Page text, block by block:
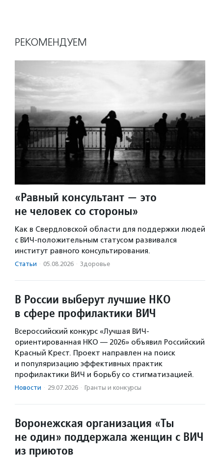
РЕКОМЕНДУЕМ
«Равный консультант — это
не человек со стороны»
Как в Свердловской области для поддержки людей
с ВИЧ-положительным статусом развивался
институт равного консультирования.
Статьи · 05.08.2026 · Здоровье
В России выберут лучшие НКО
в сфере профилактики ВИЧ
Всероссийский конкурс «Лучшая ВИЧ-
ориентированная НКО — 2026» объявил Российский
Красный Крест. Проект направлен на поиск
и популяризацию эффективных практик
профилактики ВИЧ и борьбу со стигматизацией.
Новости · 29.07.2026 · Гранты и конкурсы
Воронежская организация «Ты
не один» поддержала женщин с ВИЧ
из приютов